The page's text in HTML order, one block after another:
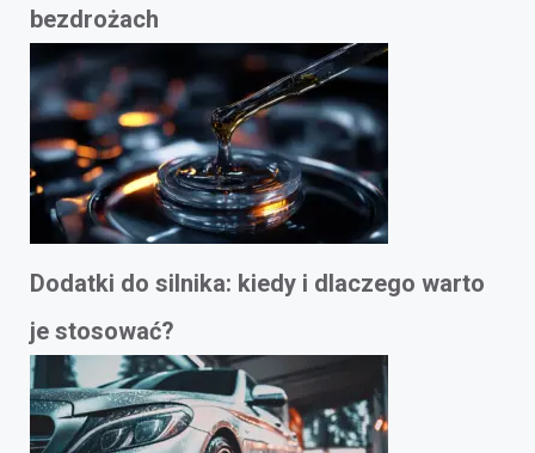
bezdrożach
Dodatki do silnika: kiedy i dlaczego warto
je stosować?